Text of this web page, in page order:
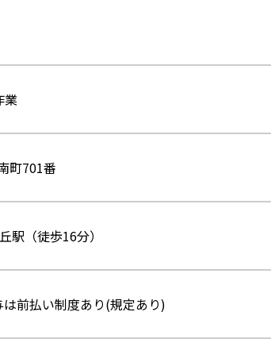
業
町701番
駅（徒歩16分）
前払い制度あり(規定あり)